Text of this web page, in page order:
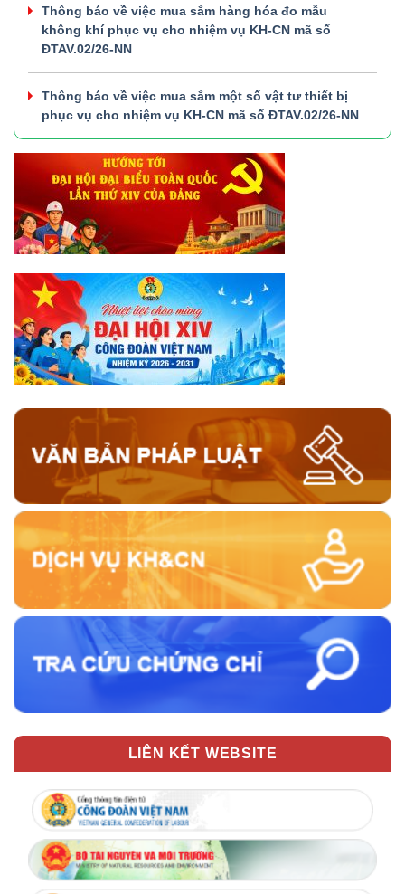
Thông báo về việc mua sắm hàng hóa đo mẫu
không khí phục vụ cho nhiệm vụ KH-CN mã số
ĐTAV.02/26-NN
Thông báo về việc mua sắm một số vật tư thiết bị
phục vụ cho nhiệm vụ KH-CN mã số ĐTAV.02/26-NN
LIÊN KẾT WEBSITE